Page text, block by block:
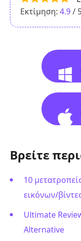
Εκτίμηση: 4.9/
Βρείτε
10
εικόνων/
Ultimate
Alternative